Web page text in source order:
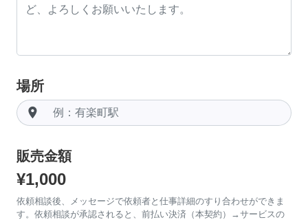
場所
room
販売金額
¥1,000
依頼相談後、メッセージで依頼者と仕事詳細のすり合わせができま
す。依頼相談が承認されると、前払い決済（本契約）→サービスの